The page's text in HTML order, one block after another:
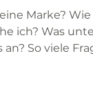
Marke?
ich? Was
kommt es an? So